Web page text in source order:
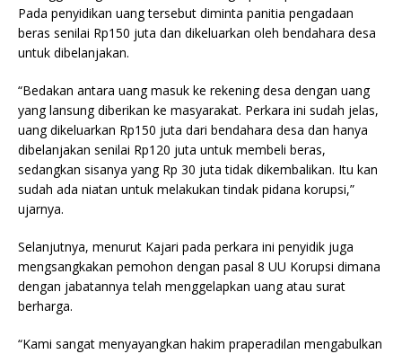
Pada penyidikan uang tersebut diminta panitia pengadaan
beras senilai Rp150 juta dan dikeluarkan oleh bendahara desa
untuk dibelanjakan.
“Bedakan antara uang masuk ke rekening desa dengan uang
yang lansung diberikan ke masyarakat. Perkara ini sudah jelas,
uang dikeluarkan Rp150 juta dari bendahara desa dan hanya
dibelanjakan senilai Rp120 juta untuk membeli beras,
sedangkan sisanya yang Rp 30 juta tidak dikembalikan. Itu kan
sudah ada niatan untuk melakukan tindak pidana korupsi,”
ujarnya.
Selanjutnya, menurut Kajari pada perkara ini penyidik juga
mengsangkakan pemohon dengan pasal 8 UU Korupsi dimana
dengan jabatannya telah menggelapkan uang atau surat
berharga.
“Kami sangat menyayangkan hakim praperadilan mengabulkan